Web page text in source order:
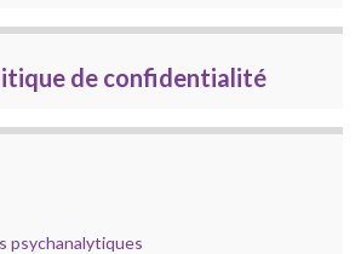
de confidentialité
psychanalytiques